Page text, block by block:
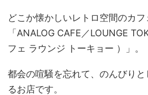
どこか懐かしいレトロ空間のカ
「ANALOG CAFE／LOUNGE
フェ ラウンジ トーキョー ）」 。
都会の喧騒を忘れて、のんびり
るお店です。